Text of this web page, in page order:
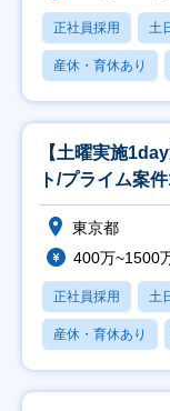
正社員採用 土
産休・育休あり
【土曜実施
ト/プライム案
東京都
400万~1500
正社員採用 土
産休・育休あり